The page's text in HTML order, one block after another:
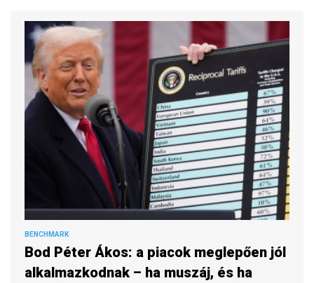
BENCHMARK
Bod Péter Ákos: a piacok meglepően jól
alkalmazkodnak – ha muszáj, és ha